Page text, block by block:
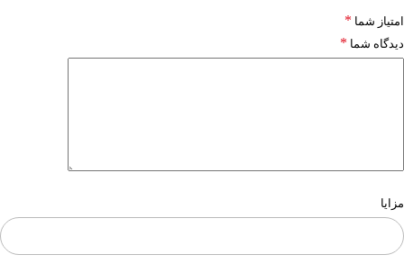
امتیاز شما *
دیدگاه شما *
مزایا